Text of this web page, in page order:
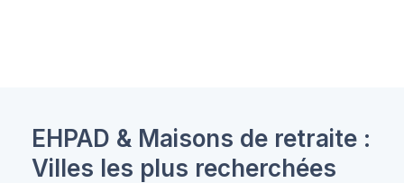
EHPAD & Maisons de retraite :
Villes les plus recherchées